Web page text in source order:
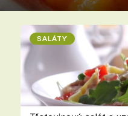
SALÁTY